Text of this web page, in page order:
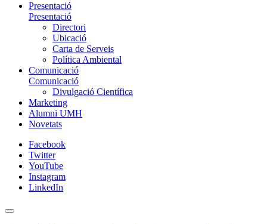
Presentació
Presentació
Directori
Ubicació
Carta de Serveis
Política Ambiental
Comunicació
Comunicació
Divulgació Científica
Marketing
Alumni UMH
Novetats
Facebook
Twitter
YouTube
Instagram
LinkedIn